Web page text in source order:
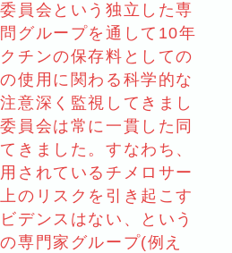
員会という独立した専
グループを通して10年
チンの保存料としての
使用に関わる科学的な
意深く監視してきまし
員会は常に一貫した同
きました。すなわち、
されているチメロサー
のリスクを引き起こす
デンスはない、という
専門家グループ(例え